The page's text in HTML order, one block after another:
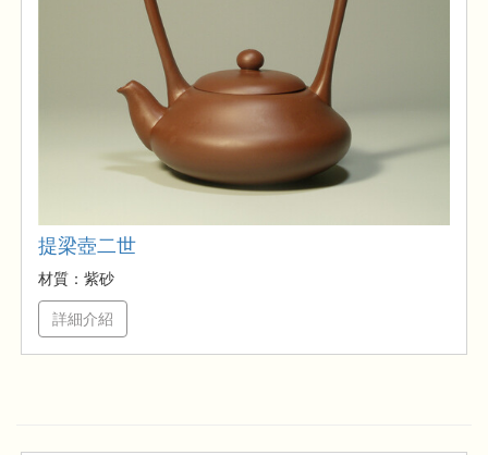
提梁壺二世
材質：紫砂
詳細介紹